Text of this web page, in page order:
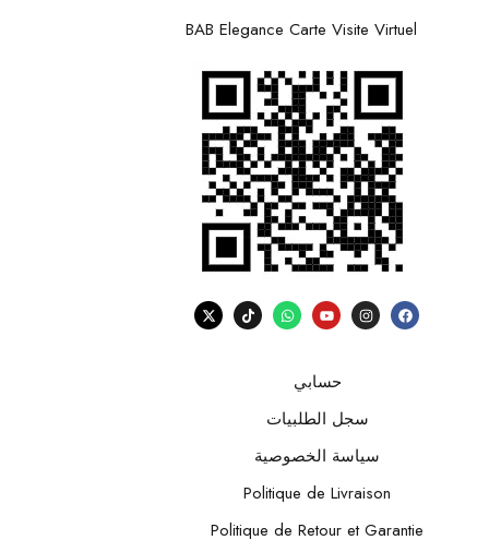
BAB Elegance Carte Visite Virtuel
حسابي
سجل الطلبيات
سياسة الخصوصية
Politique de Livraison
Politique de Retour et Garantie